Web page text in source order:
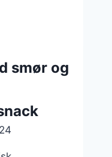
smør og